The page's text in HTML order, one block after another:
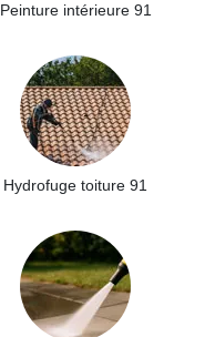
Peinture intérieure 91
Hydrofuge toiture 91